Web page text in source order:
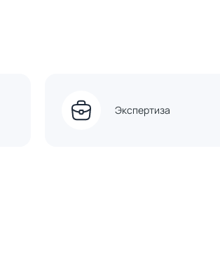
Экспертиза